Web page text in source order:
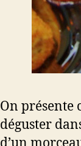
On présente
déguster